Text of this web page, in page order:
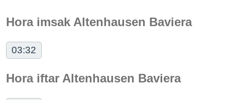
Hora imsak Altenhausen Baviera
03:32
Hora iftar Altenhausen Baviera